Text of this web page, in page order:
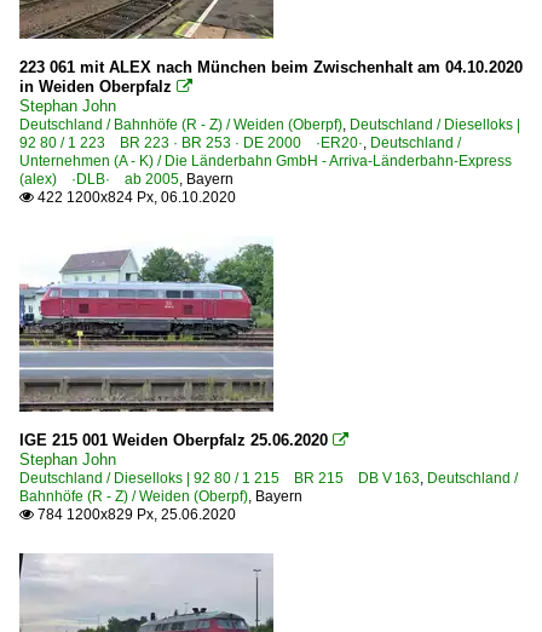
223 061 mit ALEX nach München beim Zwischenhalt am 04.10.2020
in Weiden Oberpfalz 
Stephan John
Deutschland / Bahnhöfe (R - Z) / Weiden (Oberpf), Deutschland / Dieselloks |
92 80 / 1 223 BR 223 · BR 253 · DE 2000 ·ER20·, Deutschland /
Unternehmen (A - K) / Die Länderbahn GmbH - Arriva-Länderbahn-Express
(alex) ·DLB· ab 2005, Bayern
 422 1200x824 Px, 06.10.2020
IGE 215 001 Weiden Oberpfalz 25.06.2020 
Stephan John
Deutschland / Dieselloks | 92 80 / 1 215 BR 215 DB V 163, Deutschland /
Bahnhöfe (R - Z) / Weiden (Oberpf), Bayern
 784 1200x829 Px, 25.06.2020